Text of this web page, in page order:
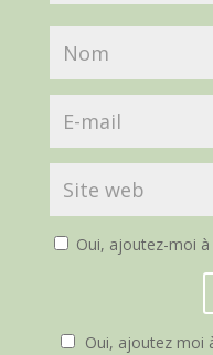
Oui, ajoutez-moi
Oui, ajoutez moi